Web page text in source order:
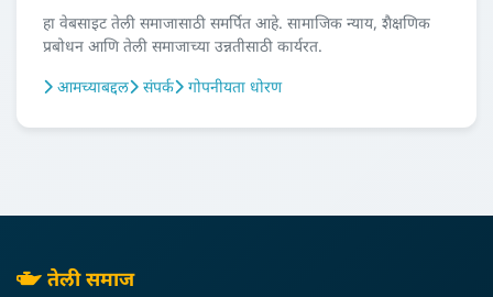
हा वेबसाइट तेली समाजासाठी समर्पित आहे. सामाजिक न्याय, शैक्षणिक
प्रबोधन आणि तेली समाजाच्या उन्नतीसाठी कार्यरत.
आमच्याबद्दल
संपर्क गोपनीयता धोरण
तेली समाज